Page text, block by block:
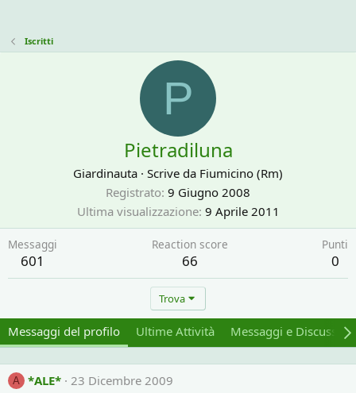
Iscritti
P
Pietradiluna
Giardinauta · Scrive da Fiumicino (Rm)
Registrato 9 Giugno 2008
Ultima visualizzazione 9 Aprile 2011
Messaggi
601
Reaction score
66
Punti
0
Trova
Messaggi del profilo Ultime Attività Messaggi e
A *ALE* 23 Dicembre 2009